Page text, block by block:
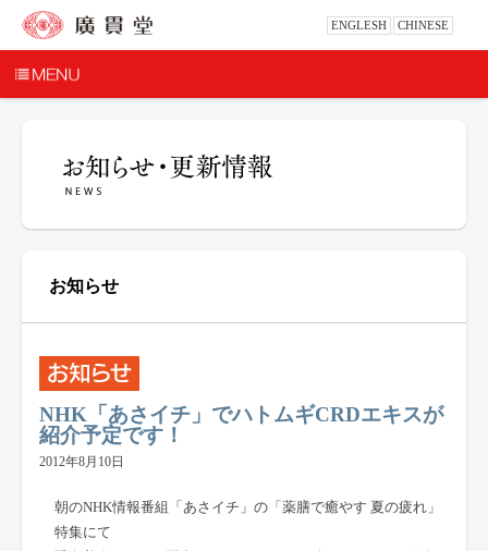
ENGLESH CHINESE
お知らせ
NHK「あさイチ」でハトムギCRDエキスが
紹介予定です！
2012年8月10日
朝のNHK情報番組「あさイチ」の「薬膳で癒やす 夏の疲れ」
特集にて